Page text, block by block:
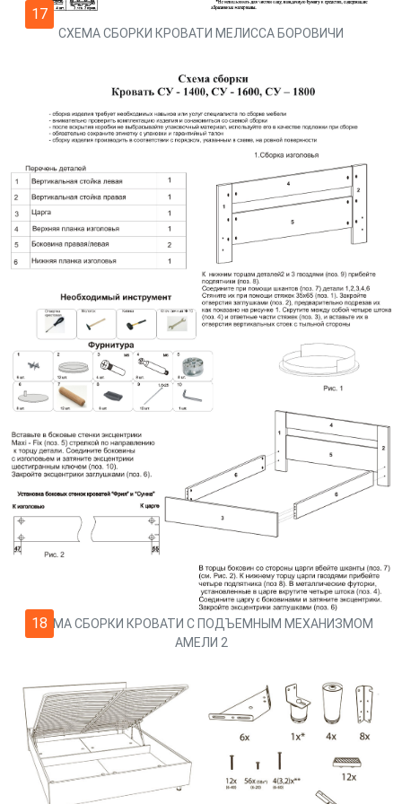
17
СХЕМА СБОРКИ КРОВАТИ МЕЛИССА БОРОВИЧИ
18
СХЕМА СБОРКИ КРОВАТИ С ПОДЪЕМНЫМ МЕХАНИЗМОМ
АМЕЛИ 2